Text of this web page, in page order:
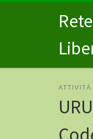
Passa al contenuto
ATTIVITÀ